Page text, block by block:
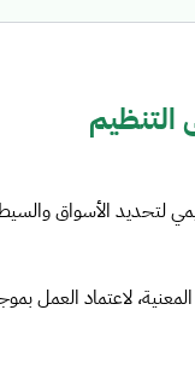
التنظيم
لتحديد الأسواق
لاعتماد العمل